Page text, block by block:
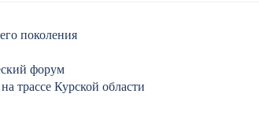
поколения
форум
трассе Курской области